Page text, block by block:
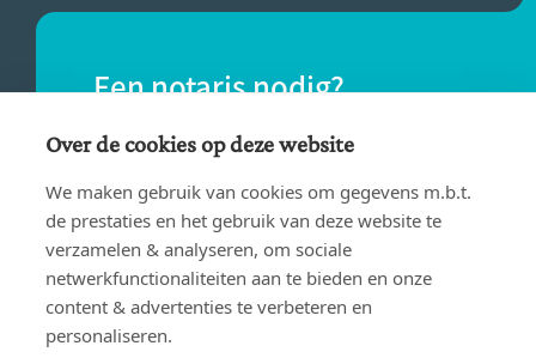
Een notaris nodig?
Vind eenvoudig een notaris bij jou in de
buurt.
VIND EEN NOTARIS
Over de cookies op deze website
We maken gebruik van cookies om gegevens m.b.t.
de prestaties en het gebruik van deze website te
verzamelen & analyseren, om sociale
netwerkfunctionaliteiten aan te bieden en onze
content & advertenties te verbeteren en
personaliseren.